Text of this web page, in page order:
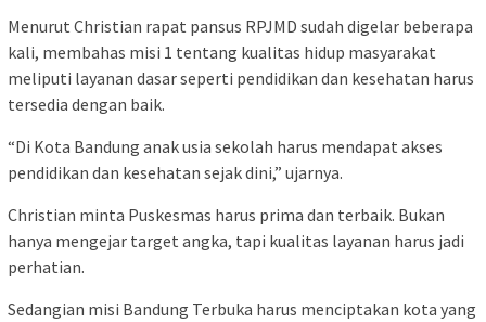
Menurut Christian rapat pansus RPJMD sudah digelar beberapa
kali, membahas misi 1 tentang kualitas hidup masyarakat
meliputi layanan dasar seperti pendidikan dan kesehatan harus
tersedia dengan baik.
“Di Kota Bandung anak usia sekolah harus mendapat akses
pendidikan dan kesehatan sejak dini,” ujarnya.
Christian minta Puskesmas harus prima dan terbaik. Bukan
hanya mengejar target angka, tapi kualitas layanan harus jadi
perhatian.
Sedangian misi Bandung Terbuka harus menciptakan kota yang